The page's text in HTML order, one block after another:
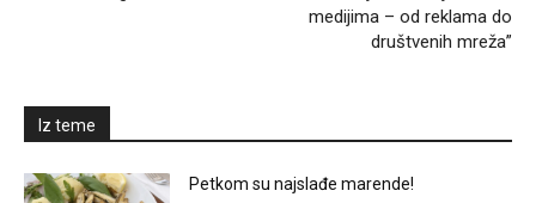
medijima – od reklama do
društvenih mreža”
Iz teme
Petkom su najslađe marende!